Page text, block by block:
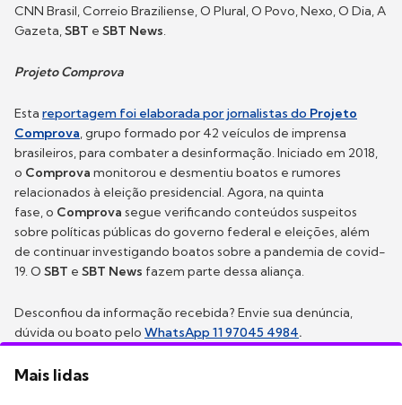
CNN Brasil, Correio Braziliense, O Plural, O Povo, Nexo, O Dia, A
Gazeta,SBT e SBT News.
Projeto Comprova
Esta reportagem foi elaborada por jornalistas do Projeto
Comprova, grupo formado por 42 veículos de imprensa
brasileiros, para combater a desinformação. Iniciado em 2018,
o Comprova monitorou e desmentiu boatos e rumores
relacionados à eleição presidencial. Agora, na quinta
fase, o Comprova segue verificando conteúdos suspeitos
sobre políticas públicas do governo federal e eleições, além
de continuar investigando boatos sobre a pandemia de covid-
19. O SBT e SBT News fazem parte dessa aliança.
Desconfiou da informação recebida? Envie sua denúncia,
dúvida ou boato pelo WhatsApp 11 97045 4984.
Mais lidas